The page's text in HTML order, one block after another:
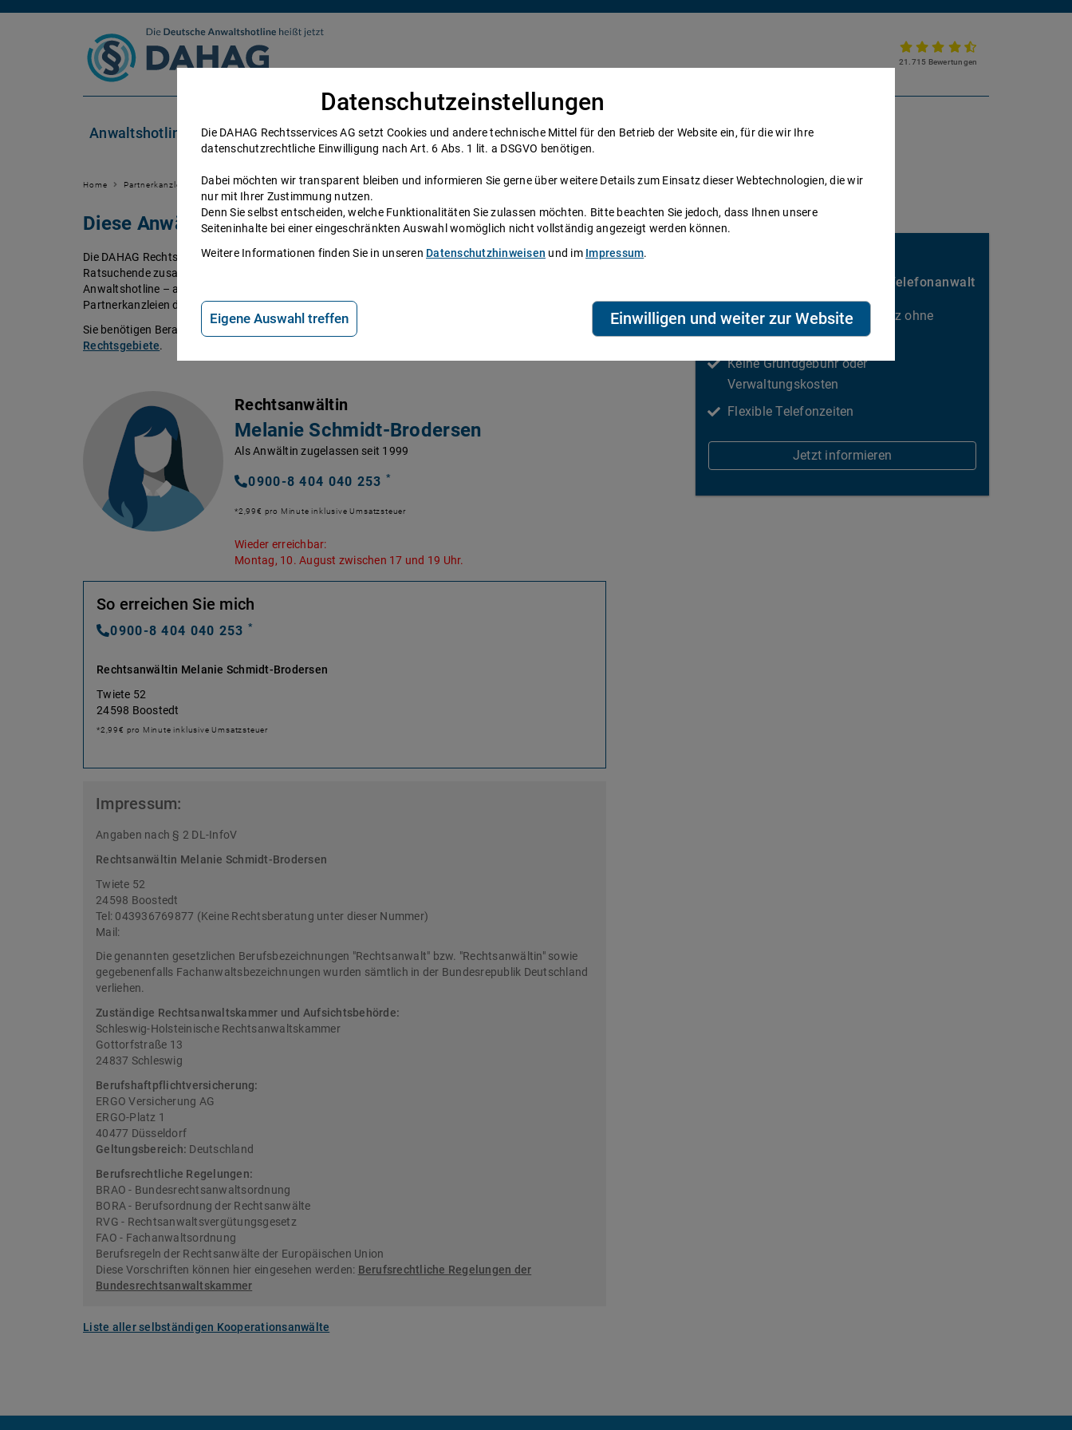
21.715 Bewertungen
Anwaltshotline Rechtsgebiete Über uns Anwälte Telefonanwalt werden Partnerkanzlei werden
Home Partnerkanzleien
Diese Anwälte beraten Sie gerne
Die DAHAG Rechtsservices AG stellt ein technisches System zur Verfügung, das Anwälte und
Ratsuchende zusammen bringt. Über 350 Partnerkanzleien aus ganz Deutschland beraten Sie über die
Anwaltshotline – an 365 Tagen im Jahr. Während ihrer Telefonzeiten erreichen Sie die
Partnerkanzleien der DAHAG Rechtsservices AG über ihre persönliche Durchwahl.
Sie benötigen Beratung in einem bestimmten Rechtsgebiet? Dann finden Sie alle Nummern hier:
Rechtsgebiete.
Rechtsanwältin
Melanie Schmidt-Brodersen
Als Anwältin zugelassen seit 1999
0900-8 404 040 253 *
*2,99€ pro Minute inklusive Umsatzsteuer
Wieder erreichbar:
Montag, 10. August zwischen 17 und 19 Uhr.
So erreichen Sie mich
0900-8 404 040 253 *
Rechtsanwältin Melanie Schmidt-Brodersen
Twiete 52
24598 Boostedt
*2,99€ pro Minute inklusive Umsatzsteuer
Impressum:
Angaben nach § 2 DL-InfoV
Rechtsanwältin Melanie Schmidt-Brodersen
Twiete 52
24598 Boostedt
Tel: 043936769877 (Keine Rechtsberatung unter dieser Nummer)
Mail:
Die genannten gesetzlichen Berufsbezeichnungen "Rechtsanwalt" bzw. "Rechtsanwältin" sowie
gegebenenfalls Fachanwaltsbezeichnungen wurden sämtlich in der Bundesrepublik Deutschland
verliehen.
Zuständige Rechtsanwaltskammer und Aufsichtsbehörde:
Schleswig-Holsteinische Rechtsanwaltskammer
Gottorfstraße 13
24837 Schleswig
Berufshaftpflichtversicherung:
ERGO Versicherung AG
ERGO-Platz 1
40477 Düsseldorf
Geltungsbereich: Deutschland
Berufsrechtliche Regelungen:
BRAO - Bundesrechtsanwaltsordnung
BORA - Berufsordnung der Rechtsanwälte
RVG - Rechtsanwaltsvergütungsgesetz
FAO - Fachanwaltsordnung
Berufsregeln der Rechtsanwälte der Europäischen Union
Diese Vorschriften können hier eingesehen werden: Berufsrechtliche Regelungen der
Bundesrechtsanwaltskammer
Liste aller selbständigen Kooperationsanwälte
Nebenbei Geld verdienen als Telefonanwalt
Kalkulierbarer Honorarumsatz ohne
Ausfallrisiko
Keine Grundgebühr oder
Verwaltungskosten
Flexible Telefonzeiten
Jetzt informieren
Datenschutzeinstellungen
Die DAHAG Rechtsservices AG setzt Cookies und andere technische Mittel für den Betrieb der Website ein, für die wir Ihre
datenschutzrechtliche Einwilligung nach Art. 6 Abs. 1 lit. a DSGVO benötigen.
Dabei möchten wir transparent bleiben und informieren Sie gerne über weitere Details zum Einsatz dieser Webtechnologien, die wir
nur mit Ihrer Zustimmung nutzen.
Denn Sie selbst entscheiden, welche Funktionalitäten Sie zulassen möchten. Bitte beachten Sie jedoch, dass Ihnen unsere
Seiteninhalte bei einer eingeschränkten Auswahl womöglich nicht vollständig angezeigt werden können.
Weitere Informationen finden Sie in unseren Datenschutzhinweisen und im Impressum.
Eigene Auswahl treffen Einwilligen und weiter zur Website